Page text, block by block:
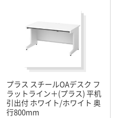
プラス スチールOAデスク フ
ラットライン＋(プラス) 平机
引出付 ホワイト/ホワイト 奥
行800mm